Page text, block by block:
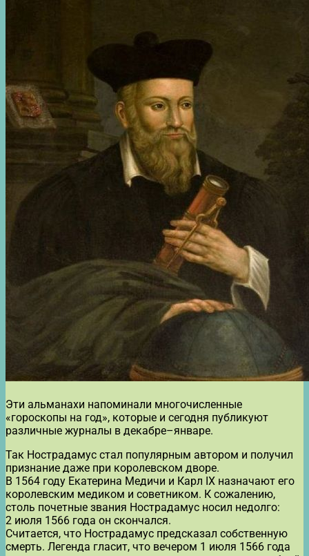
Эти альманахи напоминали многочисленные
«гороскопы на год», которые и сегодня публикуют
различные журналы в декабре–январе.
Так Нострадамус стал популярным автором и получил
признание даже при королевском дворе.
В 1564 году Екатерина Медичи и Карл IX назначают его
королевским медиком и советником. К сожалению,
столь почетные звания Нострадамус носил недолго:
2 июля 1566 года он скончался.
Считается, что Нострадамус предсказал собственную
смерть. Легенда гласит, что вечером 1 июля 1566 года